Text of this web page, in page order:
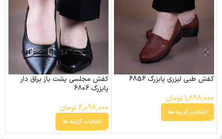
کفش طبی لیزری پابزرگ 6856
1,898,000تومان
انتخاب گزینه ها
کفش مجلسی پشت باز یراق دار
پابزرگ 6806
2,098,000تومان
انتخاب گزینه ها